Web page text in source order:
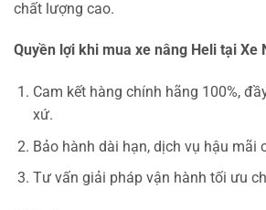
chất lượng cao.
Quyền lợi khi mua xe nâng Heli tại Xe
Cam kết hàng chính hãng 100%,
xứ.
Bảo hành dài hạn, dịch vụ hậu mãi
Tư vấn giải pháp vận hành tối ưu